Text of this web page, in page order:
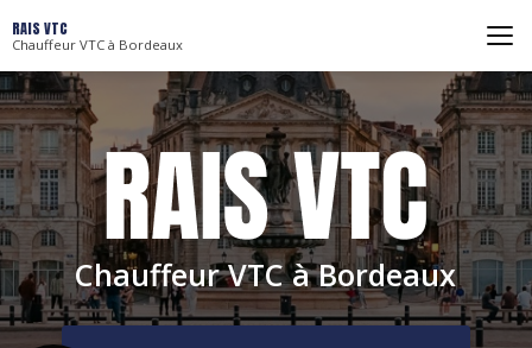
au
contenu
principal
RAIS VTC
Chauffeur VTC à Bordeaux
Chauffeur VTC à Bordeaux